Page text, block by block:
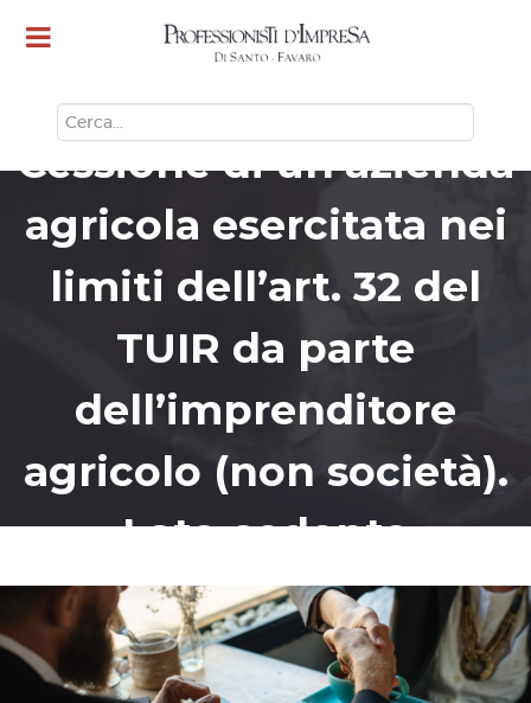
Cessione di un’azienda
agricola esercitata nei
limiti dell’art. 32 del
TUIR da parte
dell’imprenditore
agricolo (non società).
Lato cedente